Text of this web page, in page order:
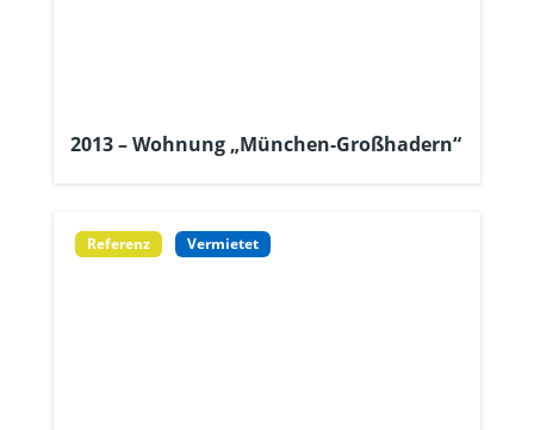
2013 – Wohnung „München-Großhadern“
Referenz Vermietet